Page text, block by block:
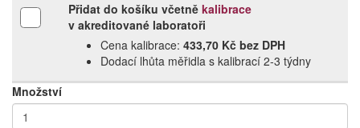
Přidat do košíku včetně kalibrace
v akreditované laboratoři
Cena kalibrace: 433,70 Kč bez DPH
Dodací lhůta měřidla s kalibrací 2‑3 týdny
Množství